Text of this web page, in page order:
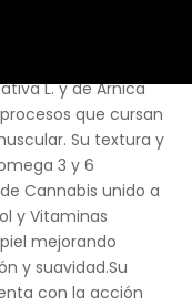
alivio, descanso
por la
L. y de Árnica
que cursan
Su textura y
3 y 6
Cannabis unido a
y Vitaminas
mejorando
y suavidad.Su
con la acción